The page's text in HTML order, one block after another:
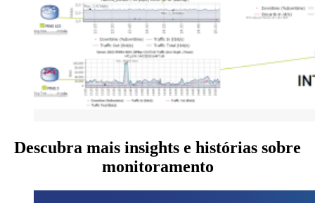
Descubra mais insights e histórias sobre
monitoramento